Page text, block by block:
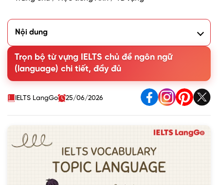
Nội dung
1.1. Từ vựng về các ngôn ngữ trên thế giới
1.2. Từ vựng IELTS chủ đề ngôn ngữ hay và thông dụng
2. Phrasal verbs và Collocations Topic Language
3. Sample IELTS Writing Task 2 chủ đề Language
Trọn bộ từ vựng IELTS chủ đề ngôn ngữ
(language) chi tiết, đầy đủ
IELTS LangGo 25/06/2026